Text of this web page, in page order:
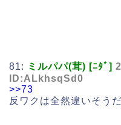
81: ミルパパ(茸) [ﾆﾀﾞ]
ID:ALkhsqSd0
>>73
反ワクは全然違いそう